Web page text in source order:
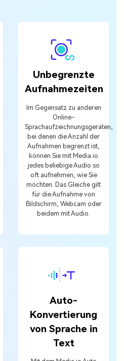
Unbegrenzte
Aufnahmezeiten
Im Gegensatz zu anderen
Online-
Sprachaufzeichnungsgeräten,
bei denen die Anzahl der
Aufnahmen begrenzt ist,
können Sie mit Media.io
jedes beliebige Audio so
oft aufnehmen, wie Sie
möchten. Das Gleiche gilt
für die Aufnahme von
Bildschirm, Webcam oder
beidem mit Audio.
Auto-
Konvertierung
von Sprache in
Text